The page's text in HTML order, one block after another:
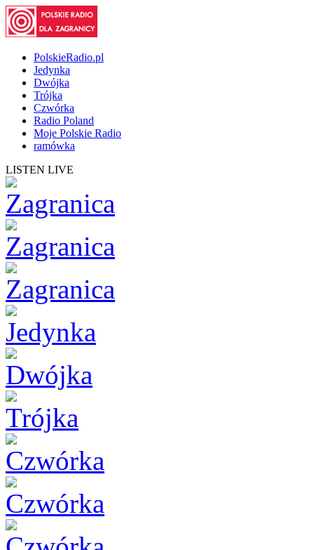
PolskieRadio.pl
Jedynka
Dwójka
Trójka
Czwórka
Radio Poland
Moje Polskie Radio
ramówka
LISTEN LIVE